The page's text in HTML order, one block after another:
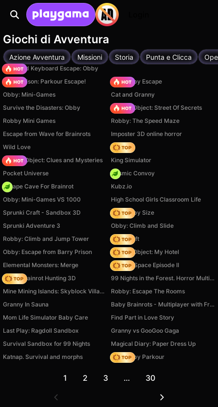
Giochi di Avventura
Azione Avventura Missioni Storia Punta e Clicca
+1 Speed Keyboard Escape: Obby
Barry Prison: Parkour Escape!
Your Obby Escape
Obby: Mini-Games
Cat and Granny
Survive the Disasters: Obby
Hidden Object: Street Of Secrets
Robby Mini Games
Robby: The Speed Maze
Escape from Wave for Brainrots
Imposter 3D online horror
Wild Love
Hedgies
Hidden Object: Clues and Mysteries
King Simulator
Pocket Universe
Cosmic Convoy
Escape Cave For Brainrot
Kubz.io
Obby: Mini-Games VS 1000
High School Girls Classroom Life
Sprunki Craft - Sandbox 3D
Your Obby Size
Sprunki Adventure 3
Obby: Climb and Slide
Robby: Climb and Jump Tower
Trap Craft
Obby: Escape from Barry Prison
Hidden Object: My Hotel
Elemental Monsters: Merge
Zombie Space Episode II
Italian Brainrot Hunting 3D
99 Nights in the Forest. Horror Multiplayer
Mine Mining Islands: Skyblock Village!
Robby: Escape The Rooms
Granny In Sauna
Baby Brainrots - Multiplayer with Friends!
Mom Life Simulator Baby Care
Find Part in Love Story
Last Play: Ragdoll Sandbox
Granny vs GooGoo Gaga
Survival Sandbox for 99 Nights
Magical Diary: Paper Dress Up
Katnap. Survival and morphs
Your Obby Parkour
1 2 3 … 30